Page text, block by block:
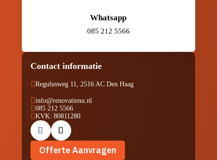
Whatsapp
085 212 5566
Contact informatie
Regulusweg 11, 2516 AC Den Haag
info@renovatienu.nl
085 212 5566
 KVK: 80811280
Offerte Aanvragen